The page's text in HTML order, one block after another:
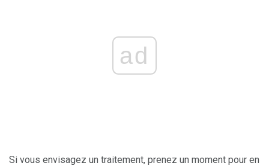
ad
Si vous envisagez un traitement, prenez un moment pour en